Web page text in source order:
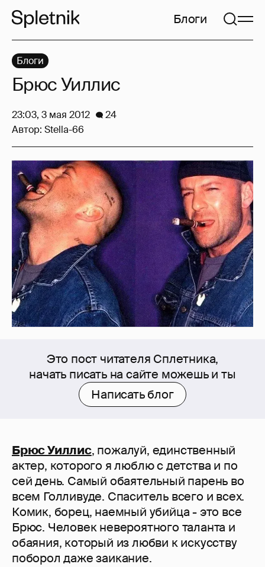
Блоги
Это пост читателя Сплетника,
начать писать на сайте можешь и ты
Написать блог
Брюс Уиллис, пожалуй, единственный
актер, которого я люблю с детства и по
сей день. Самый обаятельный парень во
всем Голливуде. Спаситель всего и всех.
Комик, борец, наемный убийца - это все
Брюс. Человек невероятного таланта и
обаяния, который из любви к искусству
поборол даже заикание.
Блоги
Брюс Уиллис
23:03, 3 мая 2012
24
Автор: Stella-66